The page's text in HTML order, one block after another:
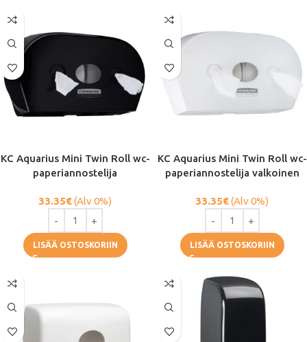
KC Aquarius Mini Twin Roll wc-
paperiannostelija
33.35€(Alv 0%)
LISÄÄ OSTOSKORIIN
KC Aquarius Mini Twin Roll wc-
paperiannostelija valkoinen
33.35€(Alv 0%)
LISÄÄ OSTOSKORIIN